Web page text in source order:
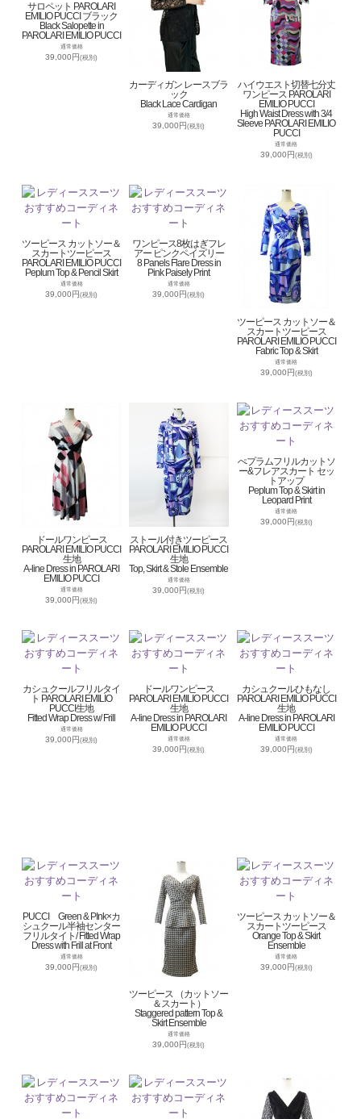
サロペット PAROLARI
EMILIO PUCCI ブラック
Black Salopette in
PAROLARI EMILIO PUCCI
通常価格
39,000円(税別)
カーディガン レースブラ
ック
Black Lace Cardigan
通常価格
39,000円(税別)
ハイウエスト切替七分丈
ワンピース PAROLARI
EMILIO PUCCI
High Waist Dress with 3/4
Sleeve PAROLARI EMILIO
PUCCI
通常価格
39,000円(税別)
ツーピース カットソー＆
スカートツーピース
PAROLARI EMILIO PUCCI
Peplum Top & Pencil Skirt
通常価格
39,000円(税別)
ワンピース8枚はぎフレ
アー ピンクペイズリー
8 Panels Flare Dress in
Pink Paisely Print
通常価格
39,000円(税別)
ツーピース カットソー＆
スカートツーピース
PAROLARI EMILIO PUCCI
Fabric Top & Skirt
通常価格
39,000円(税別)
ドールワンピース
PAROLARI EMILIO PUCCI
生地
A-line Dress in PAROLARI
EMILIO PUCCI
通常価格
39,000円(税別)
ストール付きツーピース
PAROLARI EMILIO PUCCI
生地
Top, Skirt & Stole Ensemble
通常価格
39,000円(税別)
ぺプラムフリルカットソ
ー&フレアスカート セッ
トアップ
Peplum Top & Skirt in
Leopard Print
通常価格
39,000円(税別)
カシュクールフリルタイ
ト PAROLARI EMILIO
PUCCI生地
Fitted Wrap Dress w/ Frill
通常価格
39,000円(税別)
ドールワンピース
PAROLARI EMILIO PUCCI
生地
A-line Dress in PAROLARI
EMILIO PUCCI
通常価格
39,000円(税別)
カシュクールひもなし
PAROLARI EMILIO PUCCI
生地
A-line Dress in PAROLARI
EMILIO PUCCI
通常価格
39,000円(税別)
PUCCI Green & PInk×カ
シュクール半袖センター
フリルタイト/ Fitted Wrap
Dress with Frill at Front
通常価格
39,000円(税別)
ツーピース （カットソー
＆スカート）
Staggered pattern Top &
Skirt Ensemble
通常価格
39,000円(税別)
ツーピース カットソー＆
スカートツーピース
Orange Top & Skirt
Ensemble
通常価格
39,000円(税別)